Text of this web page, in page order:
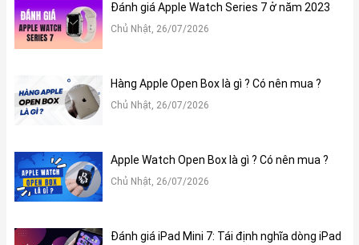
Đánh giá Apple Watch Series 7 ở năm 2023
Chủ Nhật, 26/07/2026
Hàng Apple Open Box là gì ? Có nên mua ?
Chủ Nhật, 26/07/2026
Apple Watch Open Box là gì ? Có nên mua ?
Chủ Nhật, 26/07/2026
Đánh giá iPad Mini 7: Tái định nghĩa dòng iPad